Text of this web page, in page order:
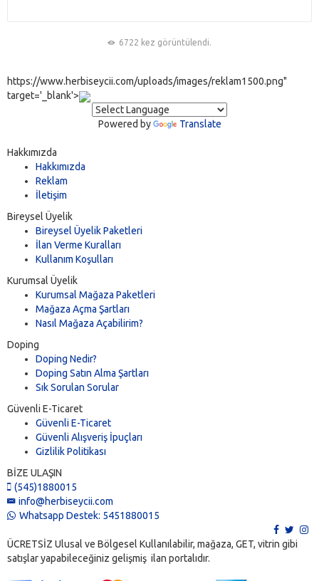
6722 kez görüntülendi.
https://www.herbiseycii.com/uploads/images/reklam1500.png"
target='_blank'>
Powered by Translate
Hakkımızda
Hakkımızda
Reklam
İletişim
Bireysel Üyelik
Bireysel Üyelik Paketleri
İlan Verme Kuralları
Kullanım Koşulları
Kurumsal Üyelik
Kurumsal Mağaza Paketleri
Mağaza Açma Şartları
Nasıl Mağaza Açabilirim?
Doping
Doping Nedir?
Doping Satın Alma Şartları
Sık Sorulan Sorular
Güvenli E-Ticaret
Güvenli E-Ticaret
Güvenli Alışveriş İpuçları
Gizlilik Politikası
BİZE ULAŞIN
(545)1880015
info@herbiseycii.com
Whatsapp Destek: 5451880015
ÜCRETSİZ Ulusal ve Bölgesel Kullanılabilir, mağaza, GET, vitrin gibi
satışlar yapabileceğiniz gelişmiş ilan portalıdır.